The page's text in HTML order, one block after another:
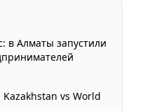
в Алматы запустили
vs World